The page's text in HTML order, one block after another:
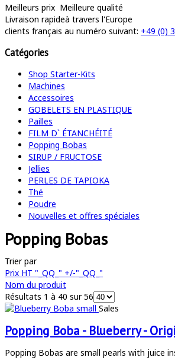
Meilleurs prix Meilleure qualité
Livraison rapideà travers l'Europe
clients français au numéro suivant: +49 (0)
Catégories
Shop Starter-Kits
Machines
Accessoires
GOBELETS EN PLASTIQUE
Pailles
FILM D` ÉTANCHÉITÉ
Popping Bobas
SIRUP / FRUCTOSE
Jellies
PERLES DE TAPIOKA
Thé
Poudre
Nouvelles et offres spéciales
Popping Bobas
Trier par
Prix HT "_QQ_" +/-"_QQ_"
Nom du produit
Résultats 1 à 40 sur 56
Sales
Popping Boba - Blueberry -
Popping Bobas are small pearls with juice